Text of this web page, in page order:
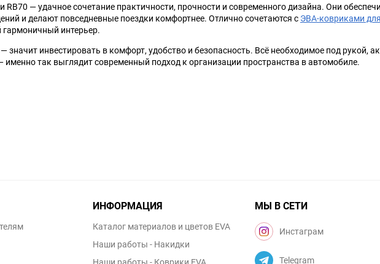
RB70 — удачное сочетание практичности, прочности и современного дизайна. Они
и делают повседневные поездки комфортнее. Отлично сочетаются с ЭВА-ковриками
интерьер.
значит инвестировать в комфорт, удобство и безопасность. Всё необходимое под рукой,
так выглядит современный подход к организации пространства в автомобиле.
ИНФОРМАЦИЯ
Каталог материалов и цветов EVA
Наши работы - Накидки
МЫ В СЕТИ
Инстаграм
Telegram